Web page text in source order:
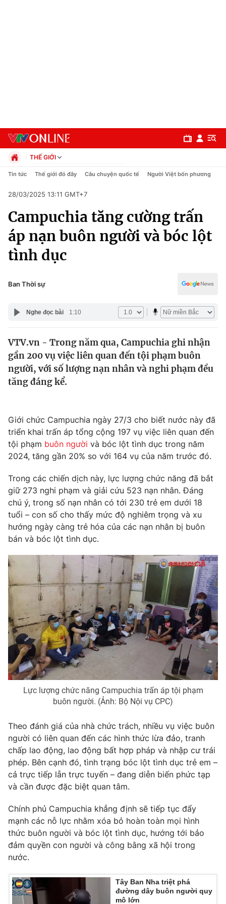
Chuyên mục
Chính trị
Xã hội
Pháp luật
Y tế
Thế giới
Tin tức
Thế giới đó đây
Kinh tế
Thị trường
Góc doanh nghiệp
Truyền hình
Phim VTV
Hậu trường
Nhân vật
Khán giả
Giải sao mai
Giải trí
Điện ảnh
Âm nhạc
Sao
Đời sống
Du lịch
Làm đẹp
Chất lượng cuộc sống
Giáo dục
Tuyển sinh
Học trực tuyến
Hitech Công nghệ tương lai
Sản phẩm
Thị trường
Tư vấn
Giao lưu trực tuyến
Lịch phát sóng
Chuyên mục khác
Emagazine Podcast
Photo Infographic
Video Shorts video
VTV Money VTV Thể thao
VTV Sức khoẻ Bất động sản
Thị trường 24h Tấm lòng Việt
VTV4 Vươn mình bằng AI
Liên hệ tòa soạn English
THẾ GIỚI
Chính trị
Pháp luật
Kinh tế
Thể thao
Truyền hình
Văn hóa - Giải trí
Công nghệ
Tin tức Thế giới đó đây Câu chuyện quốc tế Người Việt bốn phương
28/03/2025 13:11 GMT+7
Campuchia tăng cường trấn
áp nạn buôn người và bóc lột
tình dục
Ban Thời sự
Nghe đọc bài 1:10
VTV.vn - Trong năm qua, Campuchia ghi nhận
gần 200 vụ việc liên quan đến tội phạm buôn
người, với số lượng nạn nhân và nghi phạm đều
tăng đáng kể.
Giới chức Campuchia ngày 27/3 cho biết nước này đã
triển khai trấn áp tổng cộng 197 vụ việc liên quan đến
tội phạm buôn người và bóc lột tình dục trong năm
2024, tăng gần 20% so với 164 vụ của năm trước đó.
Trong các chiến dịch này, lực lượng chức năng đã bắt
giữ 273 nghi phạm và giải cứu 523 nạn nhân. Đáng
chú ý, trong số nạn nhân có tới 230 trẻ em dưới 18
tuổi – con số cho thấy mức độ nghiêm trọng và xu
hướng ngày càng trẻ hóa của các nạn nhân bị buôn
bán và bóc lột tình dục.
Lực lượng chức năng Campuchia trấn áp tội phạm
buôn người. (Ảnh: Bộ Nội vụ CPC)
Theo đánh giá của nhà chức trách, nhiều vụ việc buôn
người có liên quan đến các hình thức lừa đảo, tranh
chấp lao động, lao động bất hợp pháp và nhập cư trái
phép. Bên cạnh đó, tình trạng bóc lột tình dục trẻ em –
cả trực tiếp lẫn trực tuyến – đang diễn biến phức tạp
và cần được đặc biệt quan tâm.
Chính phủ Campuchia khẳng định sẽ tiếp tục đẩy
mạnh các nỗ lực nhằm xóa bỏ hoàn toàn mọi hình
thức buôn người và bóc lột tình dục, hướng tới bảo
đảm quyền con người và công bằng xã hội trong
nước.
Tây Ban Nha triệt phá
đường dây buôn người quy
mô lớn